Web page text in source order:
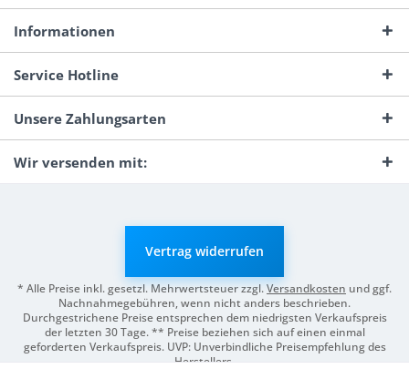
Informationen
Service Hotline
Unsere Zahlungsarten
Wir versenden mit:
Vertrag widerrufen
* Alle Preise inkl. gesetzl. Mehrwertsteuer zzgl.Versandkosten und ggf.
Nachnahmegebühren, wenn nicht anders beschrieben.
Durchgestrichene Preise entsprechen dem niedrigsten Verkaufspreis
der letzten 30 Tage. ** Preise beziehen sich auf einen einmal
geforderten Verkaufspreis. UVP: Unverbindliche Preisempfehlung des
Herstellers.